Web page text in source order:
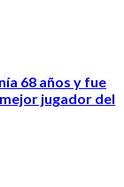
68 años y fue
jugador del